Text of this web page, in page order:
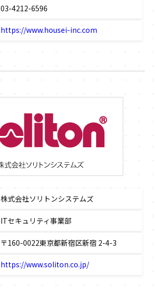
03-4212-6596
https://www.housei-inc.com
株式会社ソリトンシステムズ
ITセキュリティ事業部
〒160-0022東京都新宿区新宿 2-4-3
https://www.soliton.co.jp/